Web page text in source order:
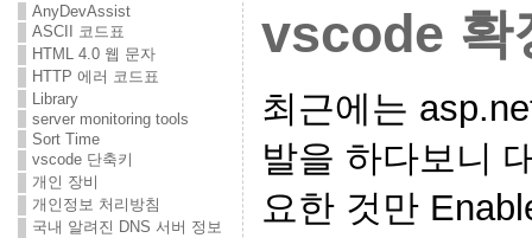
AnyDevAssist
ASCII 코드표
HTML 4.0 웹 문자
HTTP 에러 코드표
Library
server monitoring tools
Sort Time
vscode 단축키
개인 장비
개인정보 처리방침
국내 알려진 DNS 서버 정보
vscode 확
최근에는
발을 하다보니
요한 것만